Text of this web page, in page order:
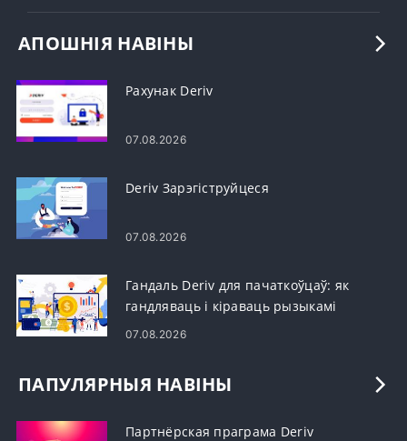
АПОШНІЯ НАВІНЫ
Рахунак Deriv
07.08.2026
Deriv Зарэгіструйцеся
07.08.2026
Гандаль Deriv для пачаткоўцаў: як
гандляваць і кіраваць рызыкамі
07.08.2026
ПАПУЛЯРНЫЯ НАВІНЫ
Партнёрская праграма Deriv